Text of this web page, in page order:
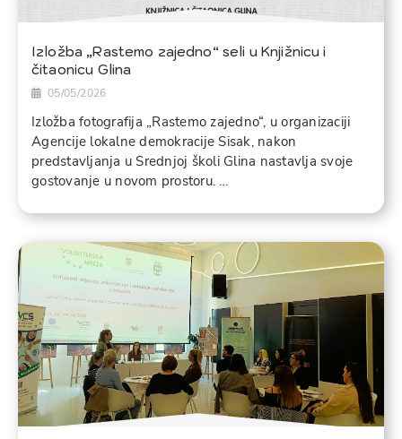
Izložba „Rastemo zajedno“ seli u Knjižnicu i
čitaonicu Glina
05/05/2026
Izložba fotografija „Rastemo zajedno“, u organizaciji
Agencije lokalne demokracije Sisak, nakon
predstavljanja u Srednjoj školi Glina nastavlja svoje
gostovanje u novom prostoru. …